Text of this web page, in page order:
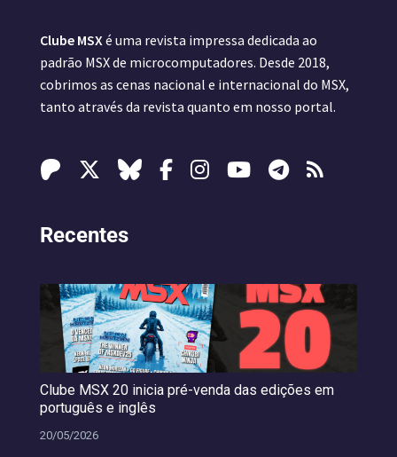
Clube MSX é uma revista impressa dedicada ao
padrão MSX de microcomputadores. Desde 2018,
cobrimos as cenas nacional e internacional do MSX,
tanto através da revista quanto em nosso portal.
Recentes
Clube MSX 20 inicia pré-venda das edições em
português e inglês
20/05/2026